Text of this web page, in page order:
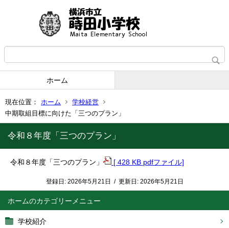
ホーム
現在位置： ホーム
学校経営
中期取組目標に向けた「三つのプラン」
ホーム
学校紹介
令和８年度「三つのプラン」
令和８年度「三つのプラン」 [ 428 KB pdfファイル]
登録日: 2026年5月21日 / 更新日: 2026年5月21日